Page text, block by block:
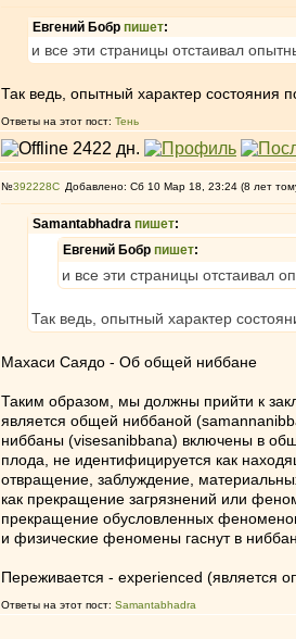
Евгений Бобр пишет:
и все эти страницы отстаивал
Так ведь, опытный характер состояния
Ответы на этот пост: Тень
№392228 Добавлено: Сб 10 Мар 18, 23:24 (8 лет
Samantabhadra пишет:
Евгений Бобр пишет:
и все эти страницы отстаивал
Так ведь, опытный характер
Махаси Саядо - Об общей ниббане
Таким образом, мы должны прийти к
является общей ниббаной
ниббаны (visesanibbana) включены в
плода, не идентифицируется как
отвращение, заблуждение,
как прекращение загрязнений или
прекращение обусловленных
и физические феномены гаснут в
Переживается - experienced (является
Ответы на этот пост: Samantabhadra